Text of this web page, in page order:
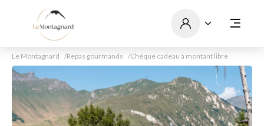
Le Montagnard Repas gourmands Chèque cadeau à montant libre